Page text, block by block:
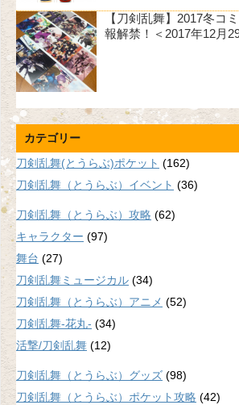
【刀剣乱舞】2017冬コ
報解禁！＜2017年12月
カテゴリー
刀剣乱舞(とうらぶ)ポケット (162)
刀剣乱舞（とうらぶ）イベント (36)
刀剣乱舞（とうらぶ）攻略 (62)
キャラクター (97)
舞台 (27)
刀剣乱舞ミュージカル (34)
刀剣乱舞（とうらぶ）アニメ (52)
刀剣乱舞-花丸- (34)
活撃/刀剣乱舞 (12)
刀剣乱舞（とうらぶ）グッズ (98)
刀剣乱舞（とうらぶ）ポケット攻略 (42)